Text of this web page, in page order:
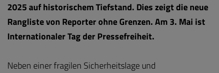
2025 auf historischem Tiefstand. Dies zeigt die neue
Rangliste von Reporter ohne Grenzen. Am 3. Mai ist
Internationaler Tag der Pressefreiheit.
Neben einer fragilen Sicherheitslage und